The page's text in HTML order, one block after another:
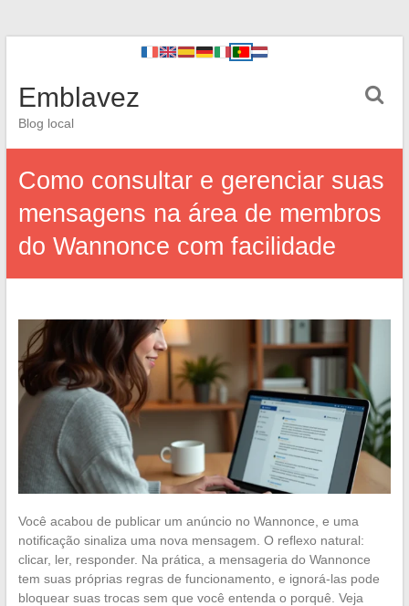
Emblavez
Blog local
Como consultar e gerenciar suas
mensagens na área de membros
do Wannonce com facilidade
Você acabou de publicar um anúncio no Wannonce, e uma
notificação sinaliza uma nova mensagem. O reflexo natural:
clicar, ler, responder. Na prática, a mensageria do Wannonce
tem suas próprias regras de funcionamento, e ignorá-las pode
bloquear suas trocas sem que você entenda o porquê. Veja